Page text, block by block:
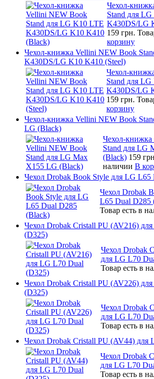
Чехол-
Stand для
K430DS/LG
159 грн.
корзину
Чехол-книжка Vellini NEW Book
K430DS/LG K10 K410 (Steel)
Чехол-
Stand для
K430DS/LG
159 грн.
корзину
Чехол-книжка Vellini NEW Book
LG (Black)
Чехол-
Stand для LG
(Black) 159
наличии В
Чехол Drobak Book Style для LG
Чехол Drobak
L65 Dual D285
Товар есть в
Чехол Drobak Cristall PU (AV216)
(D325)
Чехол Drobak
для LG L70
Товар есть в
Чехол Drobak Cristall PU (AV226)
(D325)
Чехол Drobak
для LG L70
Товар есть в
Чехол Drobak Cristall PU (AV44) для
Чехол Drobak
для LG L70
Товар есть в